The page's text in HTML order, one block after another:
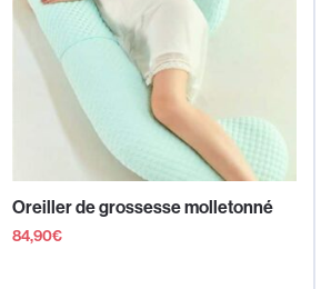
Oreiller de grossesse molletonné
84,90€